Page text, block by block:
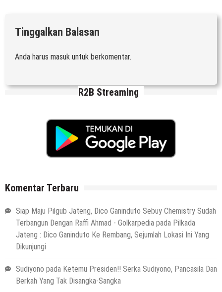
Tinggalkan Balasan
Anda harus masuk untuk berkomentar.
R2B Streaming
Komentar Terbaru
Siap Maju Pilgub Jateng, Dico Ganinduto Sebuy Chemistry Sudah
Terbangun Dengan Raffi Ahmad - Golkarpedia pada Pilkada
Jateng : Dico Ganinduto Ke Rembang, Sejumlah Lokasi Ini Yang
Dikunjungi
Sudiyono pada Ketemu Presiden!! Serka Sudiyono, Pancasila Dan
Berkah Yang Tak Disangka-Sangka